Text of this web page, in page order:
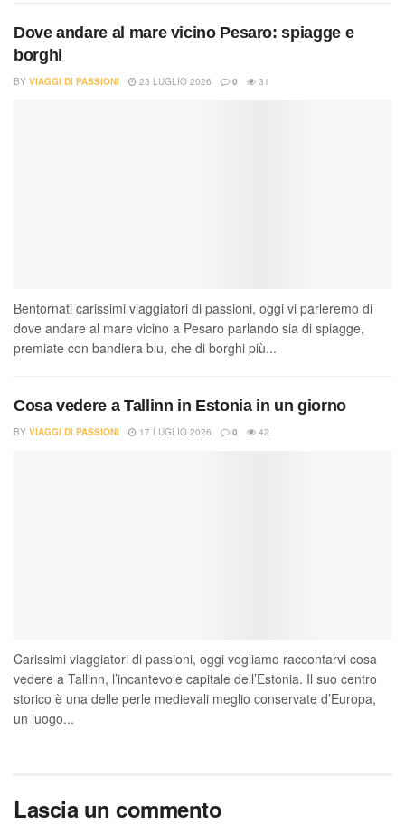
Dove andare al mare vicino Pesaro: spiagge e
borghi
BY VIAGGI DI PASSIONI 23 LUGLIO 2026 0 31
Bentornati carissimi viaggiatori di passioni, oggi vi parleremo di
dove andare al mare vicino a Pesaro parlando sia di spiagge,
premiate con bandiera blu, che di borghi più...
Cosa vedere a Tallinn in Estonia in un giorno
BY VIAGGI DI PASSIONI 17 LUGLIO 2026 0 42
Carissimi viaggiatori di passioni, oggi vogliamo raccontarvi cosa
vedere a Tallinn, l’incantevole capitale dell’Estonia. Il suo centro
storico è una delle perle medievali meglio conservate d’Europa,
un luogo...
Lascia un commento